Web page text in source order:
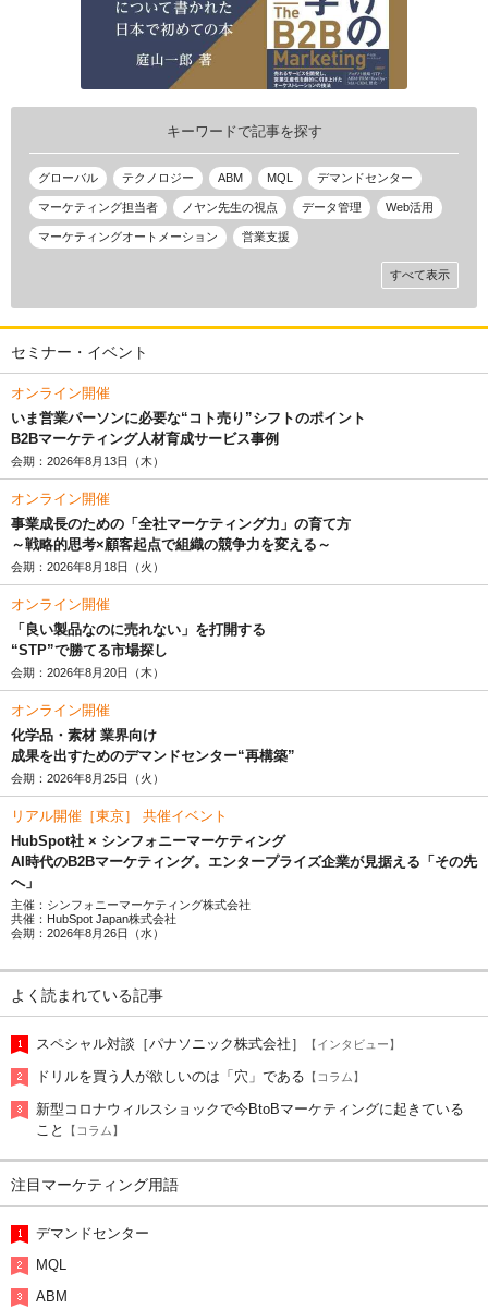
キーワードで記事を探す
グローバル テクノロジー ABM MQL デマンドセンター
マーケティング担当者 ノヤン先生の視点 データ管理 Web活用
マーケティングオートメーション 営業支援
すべて表示
セミナー・イベント
オンライン開催
いま営業パーソンに必要な“コト売り”シフトのポイント
B2Bマーケティング人材育成サービス事例
会期：2026年8月13日（木）
オンライン開催
事業成長のための「全社マーケティング力」の育て方
～戦略的思考×顧客起点で組織の競争力を変える～
会期：2026年8月18日（火）
オンライン開催
「良い製品なのに売れない」を打開する
“STP”で勝てる市場探し
会期：2026年8月20日（木）
オンライン開催
化学品・素材 業界向け
成果を出すためのデマンドセンター“再構築”
会期：2026年8月25日（火）
リアル開催［東京］ 共催イベント
HubSpot社 × シンフォニーマーケティング
AI時代のB2Bマーケティング。エンタープライズ企業が見据える「その先
へ」
主催：シンフォニーマーケティング株式会社
共催：HubSpot Japan株式会社
会期：2026年8月26日（水）
よく読まれている記事
スペシャル対談［パナソニック株式会社］ 【インタビュー】
ドリルを買う人が欲しいのは「穴」である 【コラム】
新型コロナウィルスショックで今BtoBマーケティングに起きている
こと
【コラム】
注目マーケティング用語
デマンドセンター
MQL
ABM